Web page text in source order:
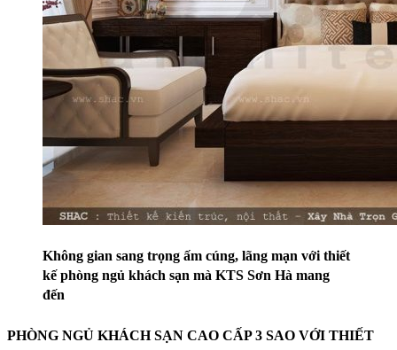
Không gian sang trọng ấm cúng, lãng mạn với thiết
kế phòng ngủ khách sạn mà KTS Sơn Hà mang
đến
PHÒNG NGỦ KHÁCH SẠN CAO CẤP 3 SAO VỚI THIẾT